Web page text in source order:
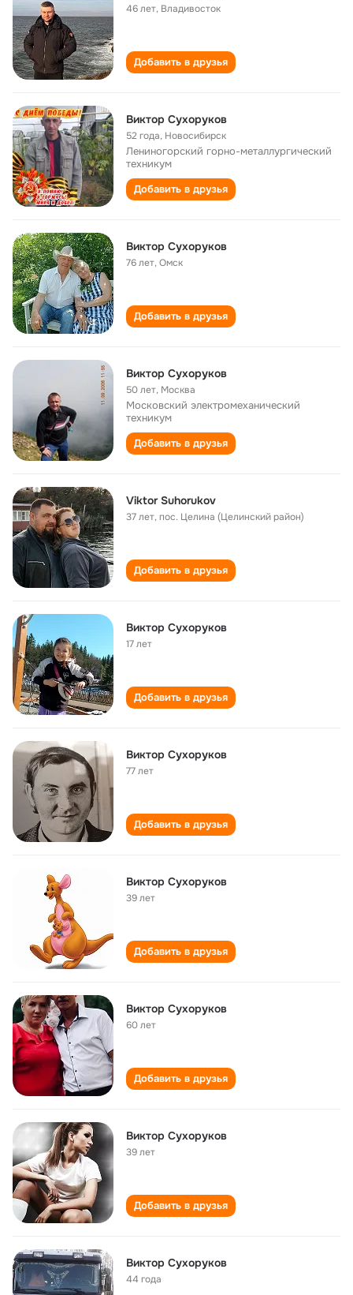
46 лет, Владивосток
Добавить в друзья
Виктор Сухоруков
52 года, Новосибирск
Лениногорский горно-металлургический
техникум
Добавить в друзья
Виктор Сухоруков
76 лет,Омск
Добавить в друзья
Виктор Сухоруков
50 лет, Москва
Московский электромеханический
техникум
Добавить в друзья
Viktor Suhorukov
37 лет,пос. Целина (Целинский район)
Добавить в друзья
Виктор Сухоруков
17 лет
Добавить в друзья
Виктор Сухоруков
77 лет
Добавить в друзья
Виктор Сухоруков
39 лет
Добавить в друзья
Виктор Сухоруков
60 лет
Добавить в друзья
Виктор Сухоруков
39 лет
Добавить в друзья
Виктор Сухоруков
44 года